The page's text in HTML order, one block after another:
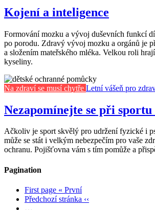
Kojení a inteligence
Formování mozku a vývoj duševních funkcí
po porodu. Zdravý vývoj mozku a orgánů je
a složením mateřského mléka. Velkou roli
kyseliny.
Na zdraví se musí chytře Letní vášeň pro
Nezapomínejte se při
Ačkoliv je sport skvělý pro udržení fyzické i
může se stát i velkým nebezpečím pro vaše
ochranu. Pojišťovna vám s tím pomůže a
Pagination
First page « První
Předchozí stránka ‹‹
…